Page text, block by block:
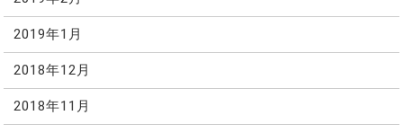
2019年1月
2018年12月
2018年11月